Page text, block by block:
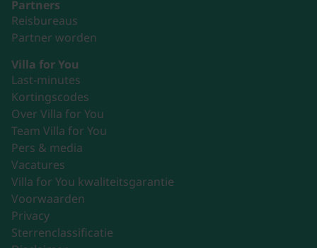
Partners
Reisbureaus
Partner worden
Villa for You
Last-minutes
Kortingscodes
Over Villa for You
Team Villa for You
Pers & media
Vacatures
Villa for You kwaliteitsgarantie
Voorwaarden
Privacy
Sterrenclassificatie